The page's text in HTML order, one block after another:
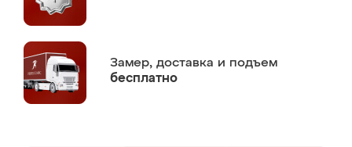
Замер, доставка и подъем
бесплатно